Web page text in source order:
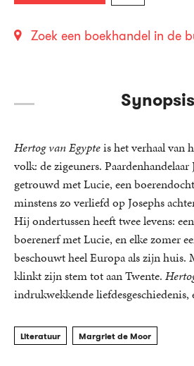
Zoek een boekhandel in de
Synopsis
Hertog van Egypteis het verhaal van
volk: de zigeuners. Paardenhandelaar
getrouwd met Lucie, een
minstens zo verliefd op Josephs
Hij ondertussen heeft twee levens:
boerenerf met Lucie, en elke zomer
beschouwt heel Europa als zijn huis.
klinkt zijn stem tot aan Twente.
indrukwekkende liefdesgeschiedenis,
Literatuur Margriet de Moor